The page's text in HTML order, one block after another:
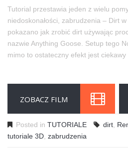
Tutorial przestawia jeden z wielu
niedoskonałości, zabrudzenia – Dirt
pokazano jak zrobić dirt używając
nazwie Anything Goose. Setup tego
mimo to ostateczny efekt jest ciekawy
ZOBACZ FILM
Posted in TUTORIALE dirt
tutoriale 3D zabrudzenia